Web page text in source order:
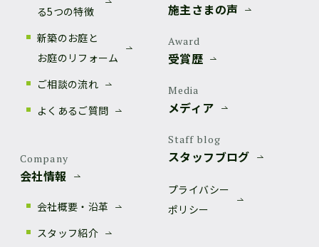
る5つの特徴
新築のお庭と
お庭のリフォーム
ご相談の流れ
よくあるご質問
Company
会社情報
会社概要・沿革
スタッフ紹介
施主さまの声
Award
受賞歴
Media
メディア
Staff blog
スタッフブログ
プライバシー
ポリシー